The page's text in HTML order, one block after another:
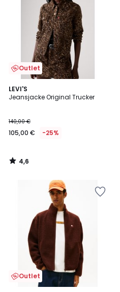
Outlet
LEVI'S
Jeansjacke Original Trucker
140,00 €
105,00 € -25%
4,6
/ 5
4,6
/
Outlet